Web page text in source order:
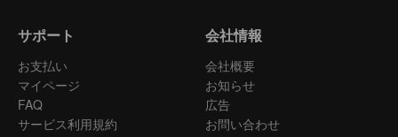
サポート
お支払い
マイページ
FAQ
サービス利用規約
会社情報
会社概要
お知らせ
広告
お問い合わせ